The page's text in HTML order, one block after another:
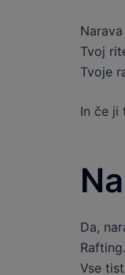
Tvoj
Tvoje
In če ji
Da,
Vse